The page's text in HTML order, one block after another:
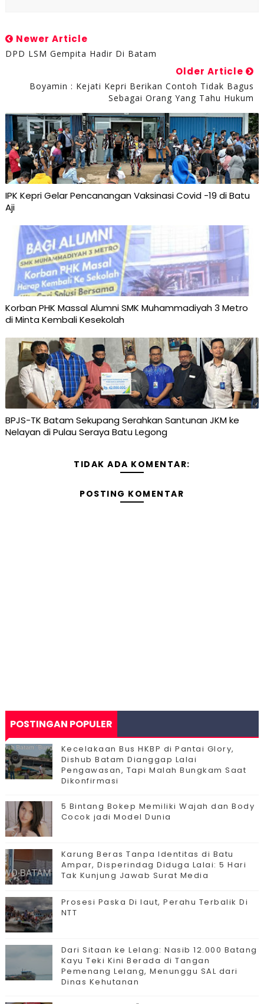
Newer Article
DPD LSM Gempita Hadir Di Batam
Older Article
Boyamin : Kejati Kepri Berikan Contoh Tidak Bagus
Sebagai Orang Yang Tahu Hukum
IPK Kepri Gelar Pencanangan Vaksinasi Covid -19 di Batu
Aji
Korban PHK Massal Alumni SMK Muhammadiyah 3 Metro
di Minta Kembali Kesekolah
BPJS-TK Batam Sekupang Serahkan Santunan JKM ke
Nelayan di Pulau Seraya Batu Legong
TIDAK ADA KOMENTAR:
POSTING KOMENTAR
POSTINGAN POPULER
Kecelakaan Bus HKBP di Pantai Glory,
Dishub Batam Dianggap Lalai
Pengawasan, Tapi Malah Bungkam Saat
Dikonfirmasi
5 Bintang Bokep Memiliki Wajah dan Body
Cocok jadi Model Dunia
Karung Beras Tanpa Identitas di Batu
Ampar, Disperindag Diduga Lalai: 5 Hari
Tak Kunjung Jawab Surat Media
Prosesi Paska Di laut, Perahu Terbalik Di
NTT
Dari Sitaan ke Lelang: Nasib 12.000 Batang
Kayu Teki Kini Berada di Tangan
Pemenang Lelang, Menunggu SAL dari
Dinas Kehutanan